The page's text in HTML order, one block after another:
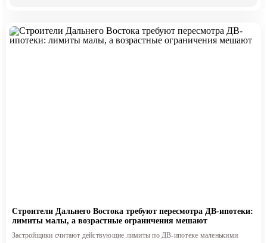
Строители Дальнего Востока требуют пересмотра ДВ-ипотеки:
лимиты малы, а возрастные ограничения мешают
Застройщики считают действующие лимиты по ДВ-ипотеке маленькими